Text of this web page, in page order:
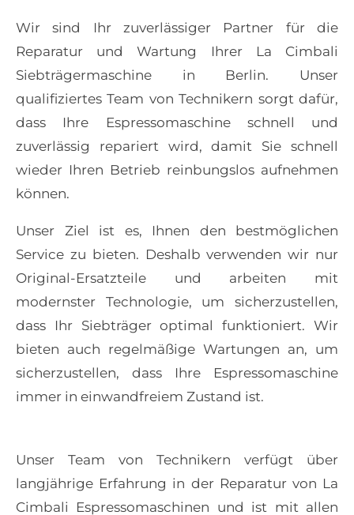
Wir sind Ihr zuverlässiger Partner für die
Reparatur und Wartung Ihrer
La Cimbali
Siebträgermaschine in Berlin. Unser
qualifiziertes Team von Technikern sorgt dafür,
dass Ihre Espressomaschine schnell und
zuverlässig repariert wird, damit Sie schnell
wieder Ihren Betrieb reinbungslos aufnehmen
können.
Unser Ziel ist es, Ihnen den bestmöglichen
Service zu bieten. Deshalb verwenden wir nur
Original-Ersatzteile und arbeiten mit
modernster Technologie, um sicherzustellen,
dass Ihr Siebträger optimal funktioniert. Wir
bieten auch regelmäßige Wartungen an, um
sicherzustellen, dass Ihre Espressomaschine
immer in einwandfreiem Zustand ist.
Unser Team von Technikern verfügt über
langjährige Erfahrung in der Reparatur von La
Cimbali Espressomaschinen und ist mit allen